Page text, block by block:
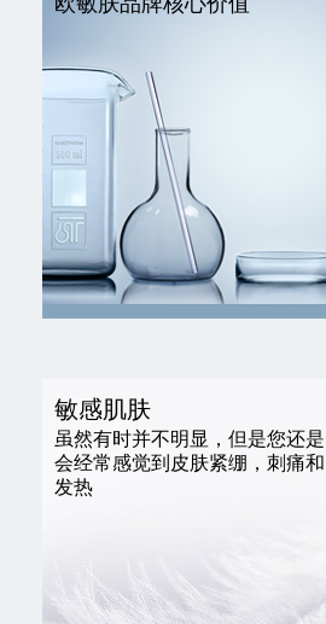
敏感肌肤
虽然有时并不明显，但是您还是
会经常感觉到皮肤紧绷，刺痛和
发热